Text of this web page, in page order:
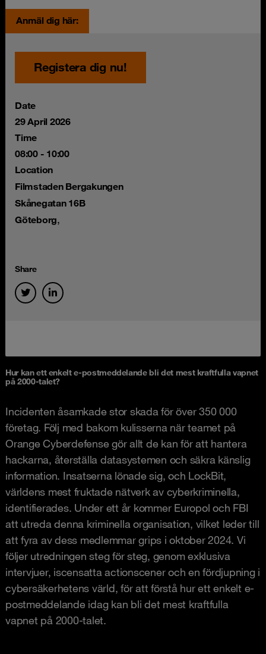
Anmäl dig här:
Registera dig nu!
Date
29 April 2026
Time
08:00 - 10:00
Location
Filmstaden Bergakungen
Skånegatan 16B
Göteborg,
Share
Hur kan ett enkelt e-postmeddelande bli det mest kraftfulla vapnet
på 2000-talet?
Incidenten åsamkade stor skada för över 350 000
företag. Följ med bakom kulisserna när teamet på
Orange Cyberdefense gör allt de kan för att hantera
hackarna, återställa datasystemen och säkra känslig
information. Insatserna lönade sig, och LockBit,
världens mest fruktade nätverk av cyberkriminella,
identifierades. Under ett år kommer Europol och FBI
att utreda denna kriminella organisation, vilket leder till
att fyra av dess medlemmar grips i oktober 2024. Vi
följer utredningen steg för steg, genom exklusiva
intervjuer, iscensatta actionscener och en fördjupning i
cybersäkerhetens värld, för att förstå hur ett enkelt e-
postmeddelande idag kan bli det mest kraftfulla
vapnet på 2000-talet.